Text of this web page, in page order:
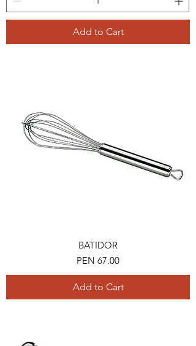
Add to Cart
BATIDOR
Price
PEN 67.00
Add to Cart